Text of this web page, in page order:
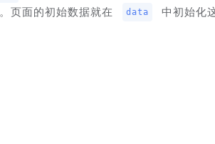
。页面的初始数据就在 data
中初始化